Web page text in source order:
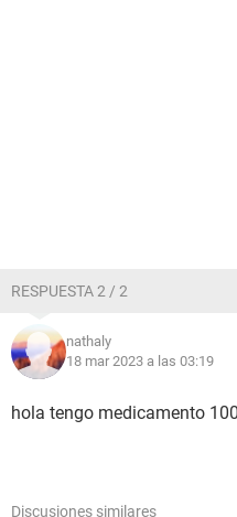
RESPUESTA 2 / 2
nathaly
18 mar 2023 a las 03:19
hola tengo medicamento
Discusiones similares